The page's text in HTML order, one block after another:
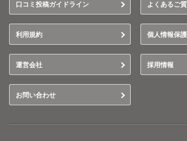
口コミ投稿ガイドライン よくあるご
利用規約 個人情報保
運営会社 採用情報
お問い合わせ